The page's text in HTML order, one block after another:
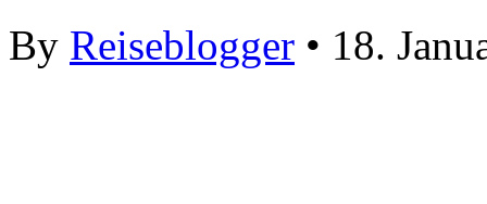
By Reiseblogger • 18.